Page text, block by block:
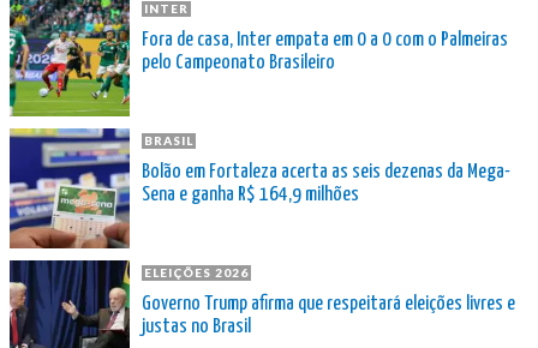
INTER
Fora de casa, Inter empata em 0 a 0 com o Palmeiras
pelo Campeonato Brasileiro
BRASIL
Bolão em Fortaleza acerta as seis dezenas da Mega-
Sena e ganha R$ 164,9 milhões
ELEIÇÕES 2026
Governo Trump afirma que respeitará eleições livres e
justas no Brasil